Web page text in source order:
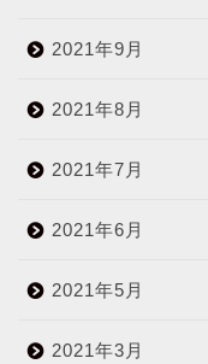
2021年9月
2021年8月
2021年7月
2021年6月
2021年5月
2021年3月